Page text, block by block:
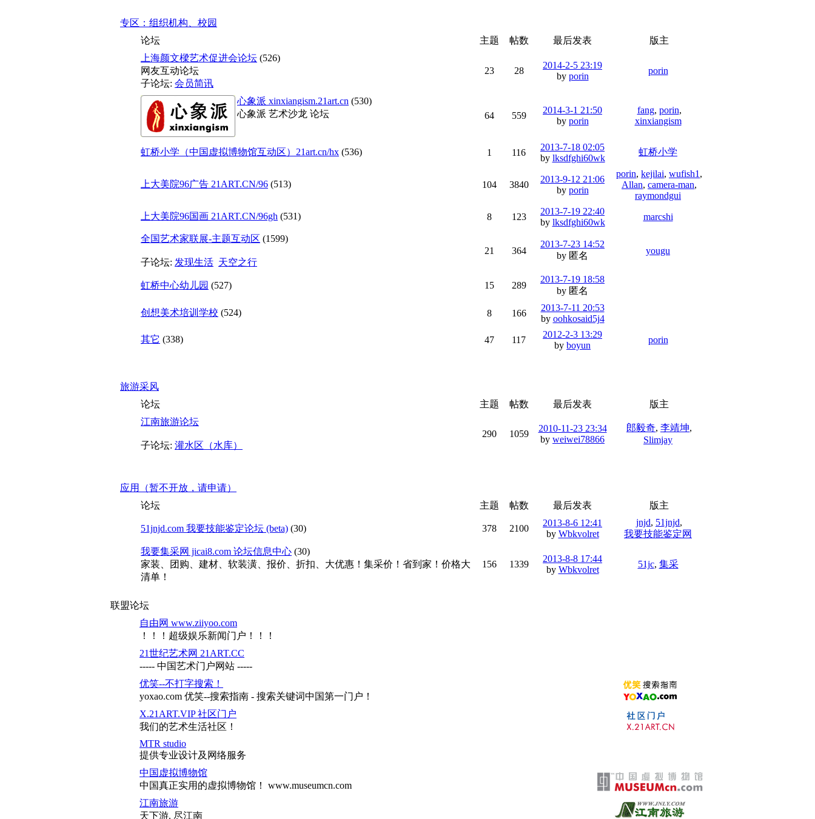
专区：组织机构、校园
论坛
主题 帖数 最后发表
版主
上海颜文樑艺术促进会论坛 (526)
网友互动论坛
子论坛: 会员简讯
23 28
2014-2-5 23:19
by porin
porin
心象派 xinxiangism.21art.cn (530)
心象派 艺术沙龙 论坛
64 559
2014-3-1 21:50
by porin
fang, porin,
xinxiangism
虹桥小学（中国虚拟博物馆互动区）21art.cn/hx (536) 1 116
2013-7-18 02:05
by lksdfghi60wk
虹桥小学
上大美院96广告 21ART.CN/96 (513) 104 3840
2013-9-12 21:06
by porin
porin, kejilai, wufish1 ,
Allan, camera-man,
raymondgui
上大美院96国画 21ART.CN/96gh (531) 8 123
2013-7-19 22:40
by lksdfghi60wk
marcshi
全国艺术家联展-主题互动区 (1599)
子论坛: 发现生活 天空之行
21 364
2013-7-23 14:52
by 匿名
yougu
虹桥中心幼儿园 (527) 15 289
2013-7-19 18:58
by 匿名
创想美术培训学校 (524) 8 166
2013-7-11 20:53
by oohkosaid5j4
其它 (338) 47 117
2012-2-3 13:29
by boyun
porin
旅游采风
论坛
主题 帖数 最后发表
版主
江南旅游论坛
子论坛: 灌水区（水库）
290 1059
2010-11-23 23:34
by weiwei78866
郎毅奇, 李靖坤,
Slimjay
应用（暂不开放，请申请）
论坛
主题 帖数 最后发表 版主
51jnjd.com 我要技能鉴定论坛 (beta) (30) 378 2100
2013-8-6 12:41
by Wbkvolret
jnjd, 51jnjd,
我要技能鉴定网
我要集采网 jicai8.com 论坛信息中心 (30)
家装、团购、建材、软装潢、报价、折扣、大优惠！集采价！省到家！价格大
清单！
156 1339
2013-8-8 17:44
by Wbkvolret
51jc, 集采
联盟论坛
自由网 www.ziiyoo.com
！！！超级娱乐新闻门户！！！
21世纪艺术网 21ART.CC
----- 中国艺术门户网站 -----
优笑--不打字搜索！
yoxao.com 优笑--搜索指南 - 搜索关键词中国第一门户！
X.21ART.VIP 社区门户
我们的艺术生活社区！
MTR studio
提供专业设计及网络服务
中国虚拟博物馆
中国真正实用的虚拟博物馆！ www.museumcn.com
江南旅游
天下游. 尽江南